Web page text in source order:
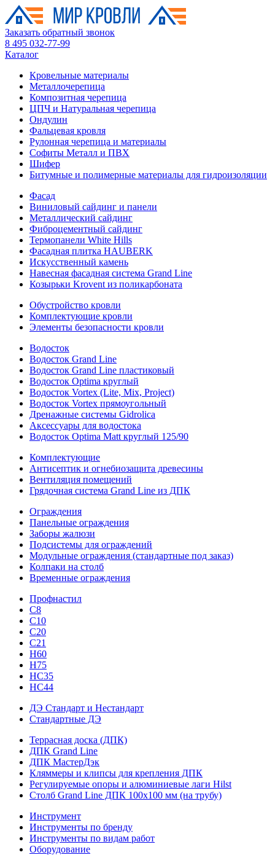
Заказать обратный звонок
8 495 032-77-99
Каталог
Кровельные материалы
Металлочерепица
Композитная черепица
ЦПЧ и Натуральная черепица
Ондулин
Фальцевая кровля
Рулонная черепица и материалы
Софиты Металл и ПВХ
Шифер
Битумные и полимерные материалы для гидроизоляции
Фасад
Виниловый сайдинг и панели
Металлический сайдинг
Фиброцементный сайдинг
Термопанели White Hills
Фасадная плитка HAUBERK
Искусственный камень
Навесная фасадная система Grand Line
Козырьки Krovent из поликарбоната
Обустройство кровли
Комплектующие кровли
Элементы безопасности кровли
Водосток
Водосток Grand Line
Водосток Grand Line пластиковый
Водосток Optima круглый
Водосток Vortex (Lite, Mix, Project)
Водосток Vortex прямоугольный
Дренажные системы Gidrolica
Аксессуары для водостока
Водосток Optima Matt круглый 125/90
Комплектующие
Антисептик и огнебиозащита древесины
Вентиляция помещений
Грядочная система Grand Line из ДПК
Ограждения
Панельные ограждения
Заборы жалюзи
Подсистемы для ограждений
Модульные ограждения (стандартные под заказ)
Колпаки на столб
Временные ограждения
Профнастил
С8
С10
С20
С21
H60
H75
HС35
НС44
ДЭ Стандарт и Нестандарт
Стандартные ДЭ
Террасная доска (ДПК)
ДПК Grand Line
ДПК МастерДэк
Кляммеры и клипсы для крепления ДПК
Регулируемые опоры и алюминиевые лаги Hilst
Столб Grand Line ДПК 100х100 мм (на трубу)
Инструмент
Инструменты по бренду
Инструменты по видам работ
Оборудование